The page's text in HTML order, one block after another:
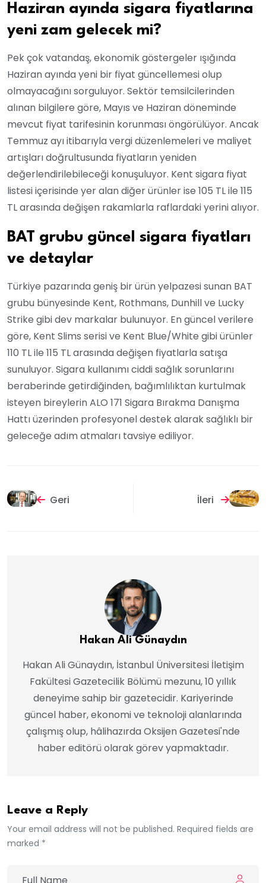
Haziran ayında sigara fiyatlarına
yeni zam gelecek mi?
Pek çok vatandaş, ekonomik göstergeler ışığında
Haziran ayında yeni bir fiyat güncellemesi olup
olmayacağını sorguluyor. Sektör temsilcilerinden
alınan bilgilere göre, Mayıs ve Haziran döneminde
mevcut fiyat tarifesinin korunması öngörülüyor. Ancak
Temmuz ayı itibarıyla vergi düzenlemeleri ve maliyet
artışları doğrultusunda fiyatların yeniden
değerlendirilebileceği konuşuluyor. Kent sigara fiyat
listesi içerisinde yer alan diğer ürünler ise 105 TL ile 115
TL arasında değişen rakamlarla raflardaki yerini alıyor.
BAT grubu güncel sigara fiyatları
ve detaylar
Türkiye pazarında geniş bir ürün yelpazesi sunan BAT
grubu bünyesinde Kent, Rothmans, Dunhill ve Lucky
Strike gibi dev markalar bulunuyor. En güncel verilere
göre, Kent Slims serisi ve Kent Blue/White gibi ürünler
110 TL ile 115 TL arasında değişen fiyatlarla satışa
sunuluyor. Sigara kullanımı ciddi sağlık sorunlarını
beraberinde getirdiğinden, bağımlılıktan kurtulmak
isteyen bireylerin ALO 171 Sigara Bırakma Danışma
Hattı üzerinden profesyonel destek alarak sağlıklı bir
geleceğe adım atmaları tavsiye ediliyor.
Geri İleri
Hakan Ali Günaydın
Hakan Ali Günaydın, İstanbul Üniversitesi İletişim
Fakültesi Gazetecilik Bölümü mezunu, 10 yıllık
deneyime sahip bir gazetecidir. Kariyerinde
güncel haber, ekonomi ve teknoloji alanlarında
çalışmış olup, hâlihazırda Oksijen Gazetesi'nde
haber editörü olarak görev yapmaktadır.
Leave a Reply
Your email address will not be published. Required fields are
marked *